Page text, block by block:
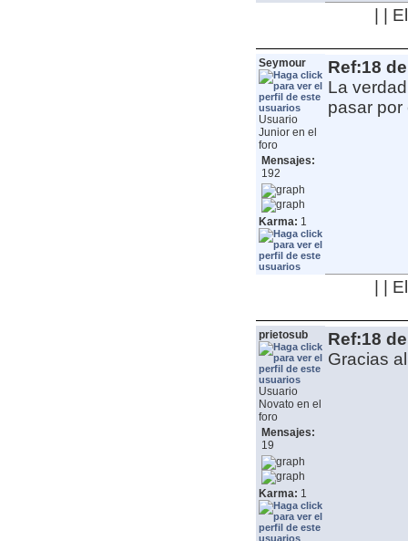
| |
Seymour
Usuario
Junior en el
foro
Mensajes:
192
Karma: 1
Ref:18
La
pasar
| |
prietosub
Usuario
Novato en el
foro
Mensajes:
19
Karma: 1
Ref:18
Gracias